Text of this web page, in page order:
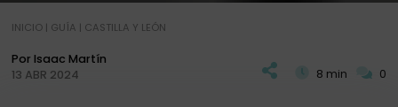
INICIO| GUÍA | CASTILLA Y LEÓN
Por Isaac Martín
13 ABR 2024
8 min 0